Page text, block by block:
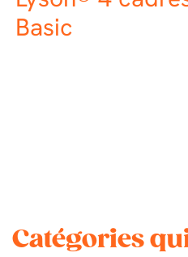
Basic
Catégories